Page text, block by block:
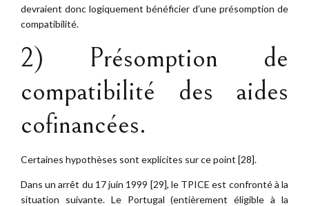
devraient donc logiquement bénéficier d’une présomption de
compatibilité.
2) Présomption de
compatibilité des aides
cofinancées.
Certaines hypothèses sont explicites sur ce point [28].
Dans un arrêt du 17 juin 1999 [29], le TPICE est confronté à la
situation suivante. Le Portugal (entièrement éligible à la